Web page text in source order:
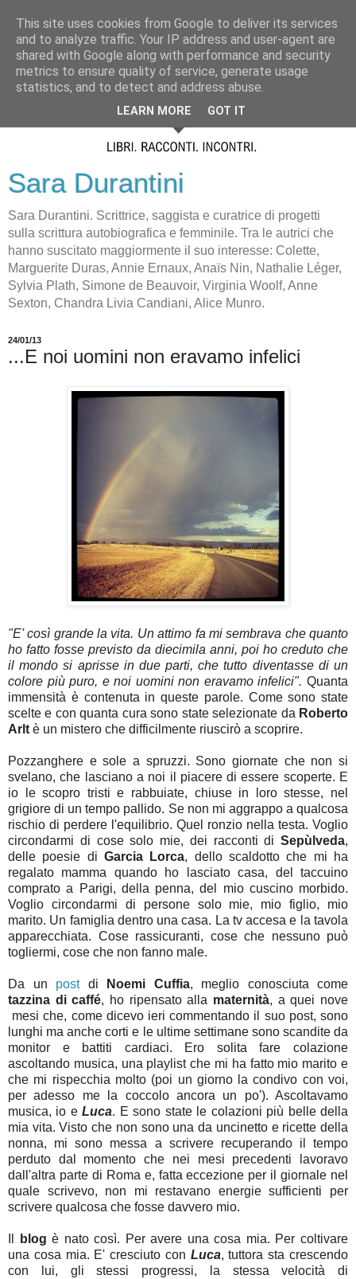
Sara Durantini
Sara Durantini. Scrittrice, saggista e curatrice di progetti
sulla scrittura autobiografica e femminile. Tra le autrici che
hanno suscitato maggiormente il suo interesse: Colette,
Marguerite Duras, Annie Ernaux, Anaïs Nin, Nathalie Léger,
Sylvia Plath, Simone de Beauvoir, Virginia Woolf, Anne
Sexton, Chandra Livia Candiani, Alice Munro.
24/01/13
...E noi uomini non eravamo infelici
"E' così grande la vita. Un attimo fa mi sembrava che quanto
ho fatto fosse previsto da diecimila anni, poi ho creduto che
il mondo si aprisse in due parti, che tutto diventasse di un
colore più puro, e noi uomini non eravamo infelici". Quanta
immensità è contenuta in queste parole. Come sono state
scelte e con quanta cura sono state selezionate da Roberto
Arlt è un mistero che difficilmente riuscirò a scoprire.
Pozzanghere e sole a spruzzi. Sono giornate che non si
svelano, che lasciano a noi il piacere di essere scoperte. E
io le scopro tristi e rabbuiate, chiuse in loro stesse, nel
grigiore di un tempo pallido. Se non mi aggrappo a qualcosa
rischio di perdere l'equilibrio. Quel ronzio nella testa. Voglio
circondarmi di cose solo mie, dei racconti di Sepùlveda,
delle poesie di Garcia Lorca, dello scaldotto che mi ha
regalato mamma quando ho lasciato casa, del taccuino
comprato a Parigi, della penna, del mio cuscino morbido.
Voglio circondarmi di persone solo mie, mio figlio, mio
marito. Un famiglia dentro una casa. La tv accesa e la tavola
apparecchiata. Cose rassicuranti, cose che nessuno può
togliermi, cose che non fanno male.
Da un postdi Noemi Cuffia, meglio conosciuta come
tazzina di caffé, ho ripensato alla maternità, a quei nove
mesi che, come dicevo ieri commentando il suo post, sono
lunghi ma anche corti e le ultime settimane sono scandite da
monitor e battiti cardiaci. Ero solita fare colazione
ascoltando musica, una playlist che mi ha fatto mio marito e
che mi rispecchia molto (poi un giorno la condivo con voi,
per adesso me la coccolo ancora un po'). Ascoltavamo
musica, io eLuca. E sono state le colazioni più belle della
mia vita. Visto che non sono una da uncinetto e ricette della
nonna, mi sono messa a scrivere recuperando il tempo
perduto dal momento che nei mesi precedenti lavoravo
dall'altra parte di Roma e, fatta eccezione per il giornale nel
quale scrivevo, non mi restavano energie sufficienti per
scrivere qualcosa che fosse davvero mio.
blog è nato così. Per avere una cosa mia. Per coltivare
una cosa mia. E' cresciuto con Luca, tuttora sta crescendo
con lui, gli stessi progressi, la stessa velocità di
This site uses cookies from Google to deliver its services
and to analyze traffic. Your IP address and user-agent are
shared with Google along with performance and security
metrics to ensure quality of service, generate usage
statistics, and to detect and address abuse.
LEARN MORE GOT IT